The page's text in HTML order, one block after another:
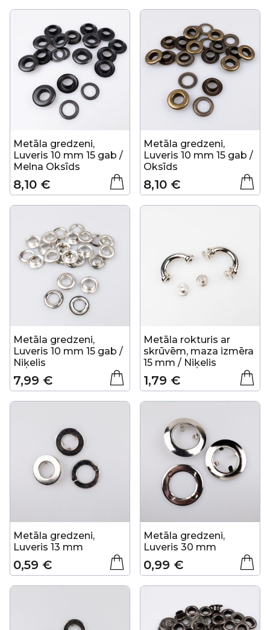
Metāla gredzeni,
Luveris 10 mm 15 gab /
Melna Oksīds
8,10 €
Metāla gredzeni,
Luveris 10 mm 15 gab /
Oksīds
8,10 €
Metāla gredzeni,
Luveris 10 mm 15 gab /
Niķelis
7,99 €
Metāla rokturis ar
skrūvēm, maza izmēra
15 mm / Niķelis
1,79 €
Metāla gredzeni,
Luveris 13 mm
0,59 €
Metāla gredzeni,
Luveris 30 mm
0,99 €